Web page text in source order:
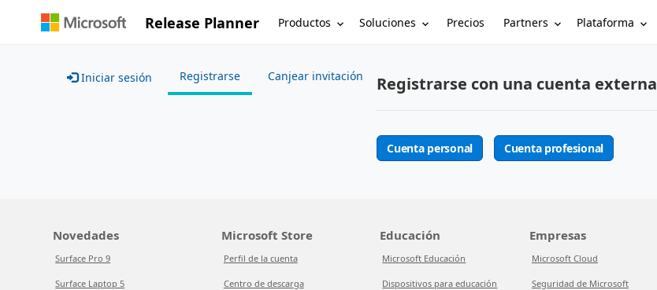
Release Planner Productos Soluciones Precios Partners Plataforma
Iniciar sesión Registrarse Canjear invitación Registrarse con una cuenta externa
Cuenta personal Cuenta profesional
Novedades
Surface Pro 9
Surface Laptop 5
Microsoft Store
Perfil de la cuenta
Centro de descarga
Educación
Microsoft Educación
Dispositivos para educación
Empresas
Microsoft Cloud
Seguridad de Microsoft